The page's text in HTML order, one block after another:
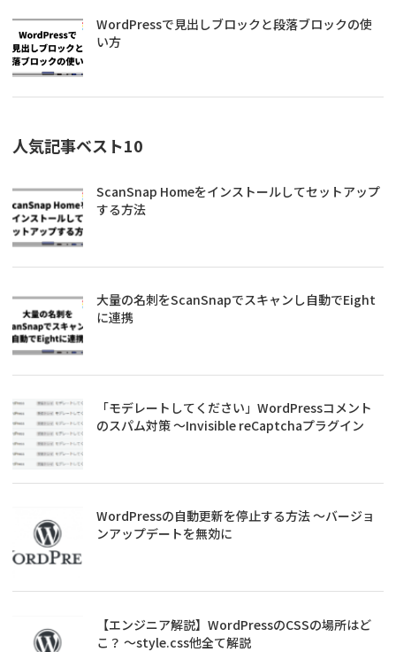
WordPressで見出しブロックと段落ブロックの使
い方
人気記事ベスト10
ScanSnap Homeをインストールしてセットアップ
する方法
大量の名刺をScanSnapでスキャンし自動でEight
に連携
「モデレートしてください」WordPressコメント
のスパム対策 ～Invisible reCaptchaプラグイン
WordPressの自動更新を停止する方法 ～バージョ
ンアップデートを無効に
【エンジニア解説】WordPressのCSSの場所はど
こ？ ～style.css他全て解説